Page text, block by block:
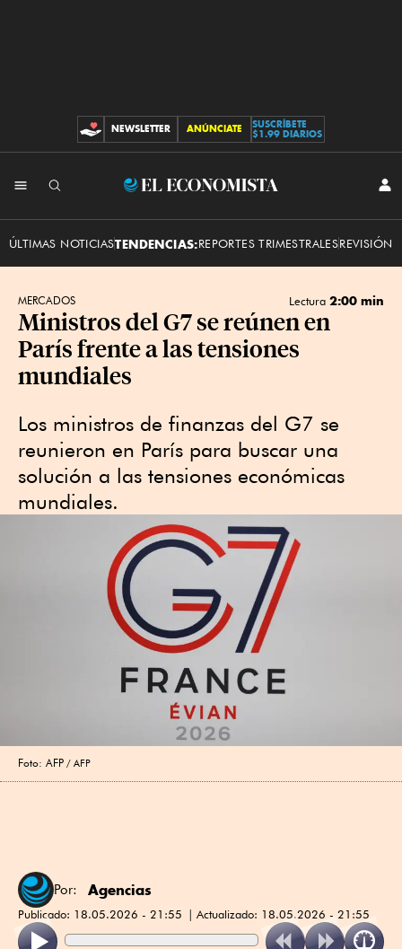
CONTRIBUCIONES
NEWSLETTER ANÚNCIATE
SUSCRÍBETE
$1.99 DIARIOS
El
ÚLTIMAS NOTICIASTENDENCIAS:REPORTES TRIMESTRALESREVISIÓN
MERCADOS Lectura 2:00 min
Ministros del G7 se reúnen en
París frente a las tensiones
mundiales
Los ministros de finanzas del G7 se
reunieron en París para buscar una
solución a las tensiones económicas
mundiales.
Foto: AFP AFP
Por: Agencias
Publicado: 18.05.2026 - 21:55 Actualizado: 18.05.2026 - 21:55